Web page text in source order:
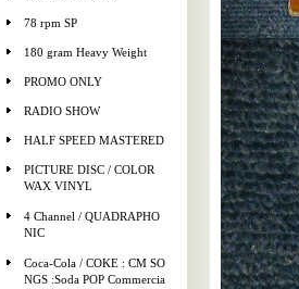
78 rpm SP
180 gram Heavy Weight
PROMO ONLY
RADIO SHOW
HALF SPEED MASTERED
PICTURE DISC / COLOR
WAX VINYL
4 Channel / QUADRAPHO
NIC
Coca-Cola / COKE : CM SO
NGS :Soda POP Commercia